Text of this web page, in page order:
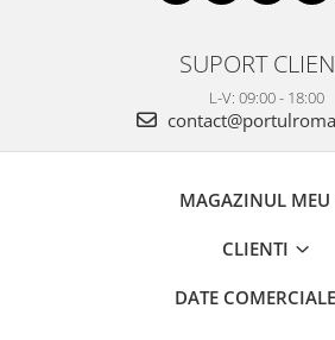
SUPORT
L-V: 09:00 - 18:00
MAGAZINUL MEU
CLIENTI
DATE COMERCIALE